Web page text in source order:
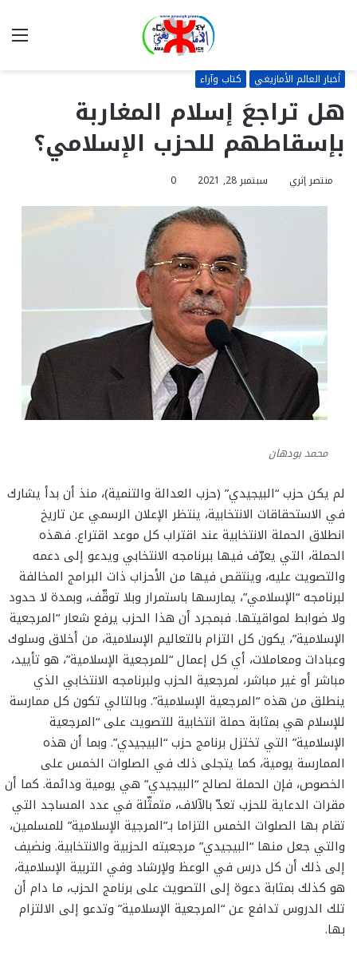
أخبار العالم الأمازيغي كتاب وآراء
هل تراجعَ إسلام المغاربة
بإسقاطهم للحزب الإسلامي؟
منتصر إثري سبتمبر 28, 2021 0
محمد بودهان
لم يكن حزب “البيجيدي” (حزب العدالة والتنمية)، منذ أن بدأ يشارك
في الاستحقاقات الانتخابية، ينتظر الإعلان الرسمي عن تاريخ
انطلاق الحملة الانتخابية عند اقتراب كل موعد اقتراع. فهذه
الحملة، التي يعرّف فيها ببرنامجه الانتخابي ويدعو إلى دعمه
والتصويت عليه، وينتقص فيها من الأحزاب ذات البرامج المخالفة
لبرنامجه “الإسلامي”، يمارسها باستمرار وبلا توقّف، وبمدة لا حدود
ولا ضوابط لمواقيتها. فبمجرد أن هذا الحزب يرفع شعار “المرجعية
الإسلامية”، يكون كل التزام بالتعاليم الإسلامية، من أخلاق وسلوك
وعبادات ومعاملات، أي كل إعمال “للمرجعية الإسلامية”، هو تأييد،
مباشر أو غير مباشر، لمرجعية الحزب ولبرنامجه الانتخابي الذي
ينطلق من هذه “المرجعية الإسلامية”. وبالتالي تكون كل ممارسة
للإسلام هي بمثابة حملة انتخابية للتصويت على “المرجعية
الإسلامية” التي تختزل برنامج حزب “البيجيدي”. وبما أن هذه
الممارسة يومية، كما يتجلى ذلك في الصلوات الخمس على
الخصوص، فإن الحملة لصالح “البيجيدي” هي يومية ودائمة. كما أن
مقرات الدعاية للحزب تعدّ بالآلاف، متمثّلة في عدد المساجد التي
تقام بها الصلوات الخمس التزاما بـ”المرجية الإسلامية” للمسلمين،
والتي جعل منها “البيجيدي” مرجعيته الحزبية والانتخابية. ونضيف
إلى ذلك أن كل درس في الوعظ ولإرشاد وفي التربية الإسلامية،
هو كذلك بمثابة دعوة إلى التصويت على برنامج الحزب، ما دام أن
تلك الدروس تدافع عن “المرجعية الإسلامية” وتدعو إلى الالتزام
بها.